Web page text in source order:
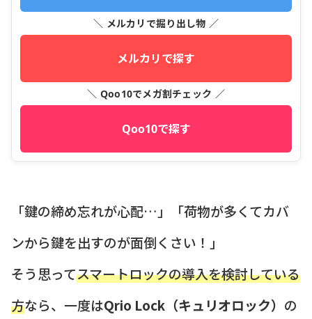
＼ メルカリで掘り出し物 ／
メルカリで探す
＼ Qoo10でメガ割チェック ／
Qoo10で探す
「鍵の締め忘れが心配…」「荷物が多くてカバ
ンから鍵を出すのが面倒くさい！」
そう思ってスマートロックの導入を検討している
方なら、一度はQrio Lock（キュリオロック） の